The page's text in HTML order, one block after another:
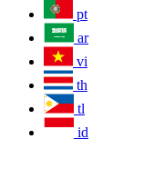
pt
ar
vi
th
tl
id